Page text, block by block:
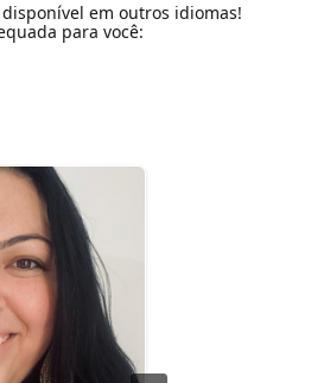
em outros idiomas!
para você: